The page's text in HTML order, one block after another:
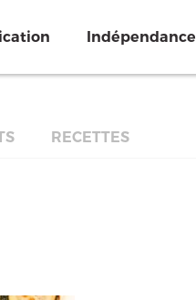
Indépendance
RECETTES